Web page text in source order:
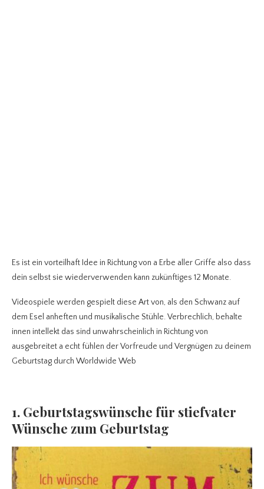
Es ist ein vorteilhaft Idee in Richtung von a Erbe aller Griffe also dass
dein selbst sie wiederverwenden kann zukünftiges 12 Monate.
Videospiele werden gespielt diese Art von, als den Schwanz auf
dem Esel anheften und musikalische Stühle. Verbrechlich, behalte
innen intellekt das sind unwahrscheinlich in Richtung von
ausgebreitet a echt fühlen der Vorfreude und Vergnügen zu deinem
Geburtstag durch Worldwide Web
1. Geburtstagswünsche für stiefvater
Wünsche zum Geburtstag